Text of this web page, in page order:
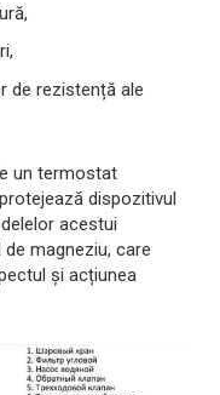
de rezistență ale
un termostat
dispozitivul
acestui
magneziu, care
și acțiunea